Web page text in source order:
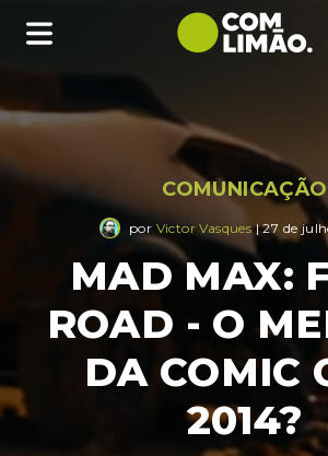
COMUNICAÇÃO
por Victor Vasques| 27 de
MAD MAX:
ROAD - O
DA COMIC
2014?